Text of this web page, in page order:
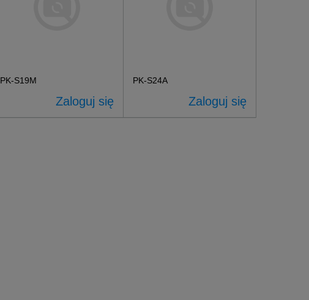
PK-S19M
Zaloguj się
PK-S24A
Zaloguj się